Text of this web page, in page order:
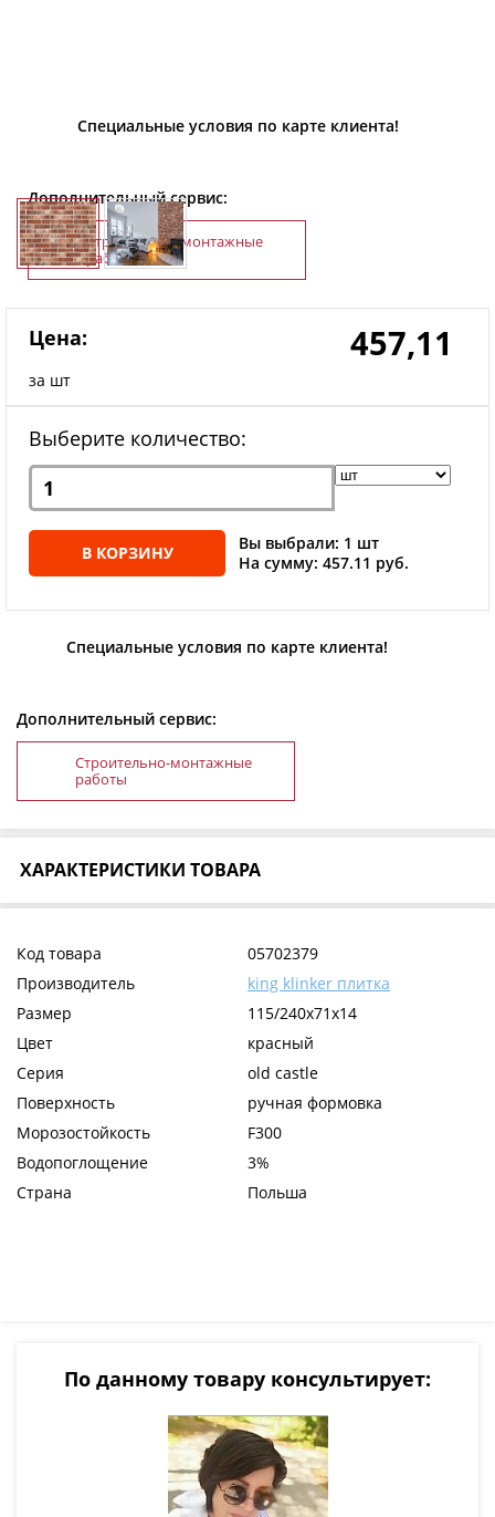
Специальные условия по карте клиента!
Дополнительный сервис:
Строительно-монтажные
работы
Цена:
за шт
457,11
Выберите количество:
В КОРЗИНУ
Вы выбрали: 1 шт
На сумму: 457.11 руб.
Специальные условия по карте клиента!
Дополнительный сервис:
Строительно-монтажные
работы
ХАРАКТЕРИСТИКИ ТОВАРА
Код товара
05702379
Производитель
king klinker плитка
Размер
115/240x71x14
Цвет
красный
Серия
old castle
Поверхность
ручная формовка
Морозостойкость
F300
Водопоглощение
3%
Страна
Польша
По данному товару консультирует: